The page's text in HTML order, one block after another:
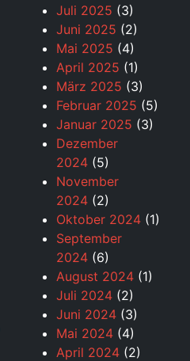
Juli 2025 (3)
Juni 2025 (2)
Mai 2025 (4)
April 2025 (1)
März 2025 (3)
Februar 2025 (5)
Januar 2025 (3)
Dezember
2024 (5)
November
2024 (2)
Oktober 2024 (1)
September
2024 (6)
August 2024 (1)
Juli 2024 (2)
Juni 2024 (3)
Mai 2024 (4)
April 2024 (2)